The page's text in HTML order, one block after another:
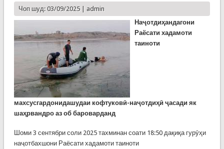
Чоп шуд: 03/09/2025 | admin
Наҷотдиҳандагони
Раёсати хадамоти
таиноти
махсусгардонидашудаи кофтуковӣ-наҷотдиҳӣ ҷасади як
шаҳрвандро аз об бароварданд
Шоми 3 сентябри соли 2025 тахминан соати 18:50 дақиқа гурӯҳи
наҷотбахшони Раёсати хадамоти таиноти